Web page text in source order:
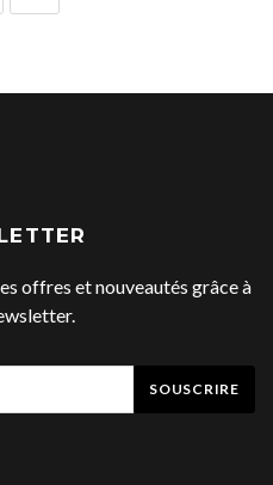
offres et nouveautés grâce à
SOUSCRIRE